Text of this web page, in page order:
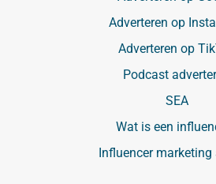
Adverteren op
Adverteren op
Podcast
SEA
Wat is een
Influencer marketing